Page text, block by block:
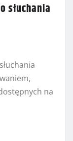
słuchania
na